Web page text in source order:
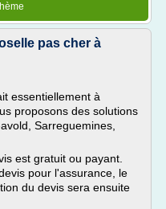
pas cher à
essentiellement à
proposons des solutions
Sarreguemines,
est gratuit ou payant.
pour l'assurance, le
du devis sera ensuite